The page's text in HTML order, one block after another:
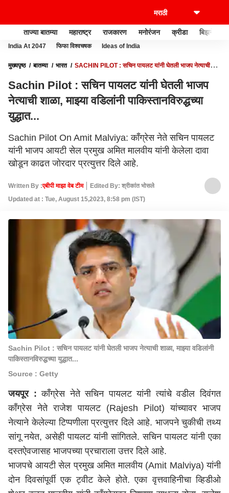
ताज्या बातम्या महाराष्ट्र राजकारण मनोरंजन क्रीडा बिझनेस
India At 2047 फिफा विश्वचषक Ideas of India
मुख्यपृष्ठ बातम्या भारत
SACHIN PILOT : सचिन पायलट यांनी घेतली भाजप नेत्याची
Sachin Pilot : सचिन पायलट यांनी घेतली भाजप
नेत्याची शाळा, माझ्या वडिलांनी पाकिस्तानविरुद्धच्या
युद्धात...
Sachin Pilot On Amit Malviya: काँग्रेस नेते सचिन पायलट
यांनी भाजप आयटी सेल प्रमुख अमित मालवीय यांनी केलेला दावा
खोडून काढत जोरदार प्रत्युत्तर दिले आहे.
Written By :एबीपी माझा वेब टीम
Edited By: श्रीकांत भोसले
Updated at : Tue, August 15,2023, 8:58 pm (IST)
Sachin Pilot : सचिन पायलट यांनी घेतली भाजप नेत्याची शाळा, माझ्या वडिलांनी
पाकिस्तानविरुद्धच्या युद्धात...
Source : Getty
जयपूर : काँग्रेस नेते सचिन पायलट यांनी त्यांचे वडील दिवंगत
काँग्रेस नेते राजेश पायलट (Rajesh Pilot) यांच्यावर भाजप
नेत्याने केलेल्या टिप्पणीला प्रत्युत्तर दिले आहे. भाजपने चुकीची तथ्य
सांगू नयेत, असेही पायलट यांनी सांगितले. सचिन पायलट यांनी एका
दस्तऐवजासह भाजपच्या प्रचाराला उत्तर दिले आहे.
भाजपचे आयटी सेल प्रमुख अमित मालवीय (Amit Malviya) यांनी
दोन दिवसांपूर्वी एक ट्वीट केले होते. एका वृत्तवाहिनीचा व्हिडीओ